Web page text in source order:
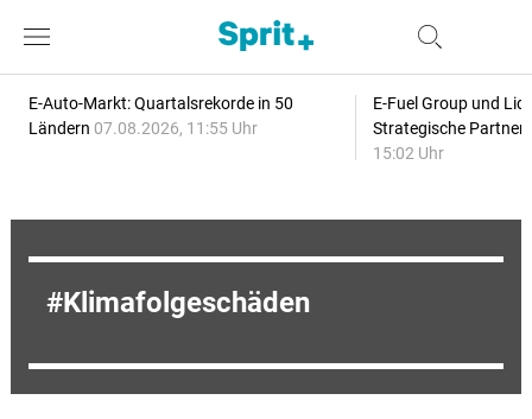
E-Auto-Markt: Quartalsrekorde in 50
Ländern 07.08.2026, 11:55 Uhr
E-Fuel Group und
Strategische
15:02 Uhr
Klimafolgeschäden